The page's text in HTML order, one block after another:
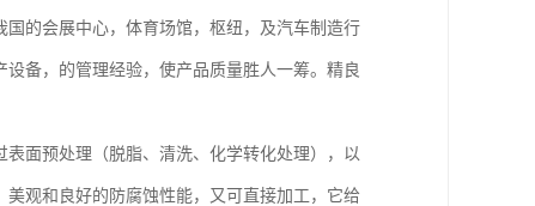
的会展中心，体育场馆，枢纽，及汽车制造行
备，的管理经验，使产品质量胜人一筹。精良
面预处理（脱脂、清洗、化学转化处理），以
观和良好的防腐蚀性能，又可直接加工，它给